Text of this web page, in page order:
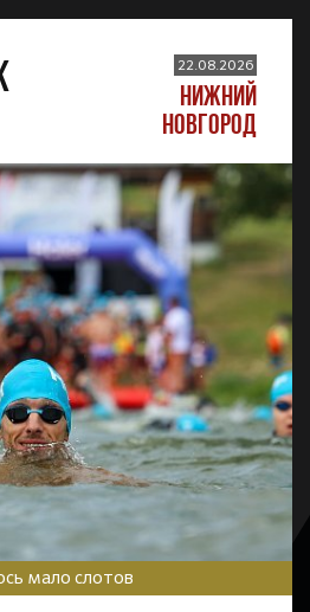
22.08.2026
НИЖНИЙ
НОВГОРОД
мало слотов